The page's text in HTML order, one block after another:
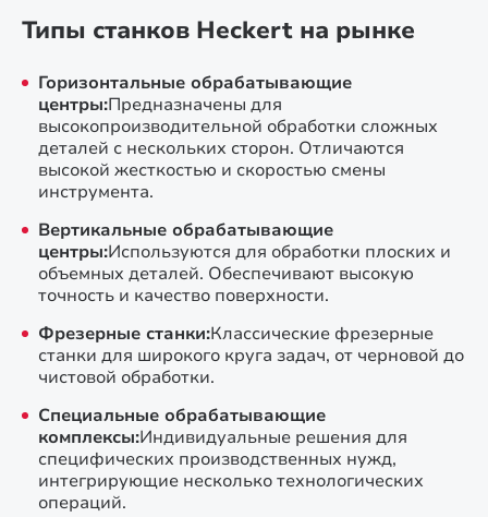
Типы станков Heckert на рынке
Горизонтальные обрабатывающие
центры:Предназначены для
высокопроизводительной обработки сложных
деталей с нескольких сторон. Отличаются
высокой жесткостью и скоростью смены
инструмента.
Вертикальные обрабатывающие
центры:Используются для обработки плоских и
объемных деталей. Обеспечивают высокую
точность и качество поверхности.
Фрезерные станки:Классические фрезерные
станки для широкого круга задач, от черновой до
чистовой обработки.
Специальные обрабатывающие
комплексы:Индивидуальные решения для
специфических производственных нужд,
интегрирующие несколько технологических
операций.